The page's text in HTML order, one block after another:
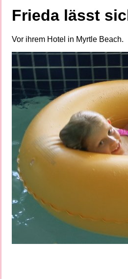
Frieda lässt
Vor ihrem Hotel in Myrtle Beach.